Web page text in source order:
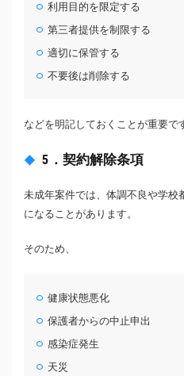
利用目的を限定する
第三者提供を制限する
適切に保管する
不要後は削除する
などを明記しておくことが重要で
5．契約解除条項
未成年案件では、体調不良や学校
になることがあります。
そのため、
健康状態悪化
保護者からの中止申出
感染症発生
天災